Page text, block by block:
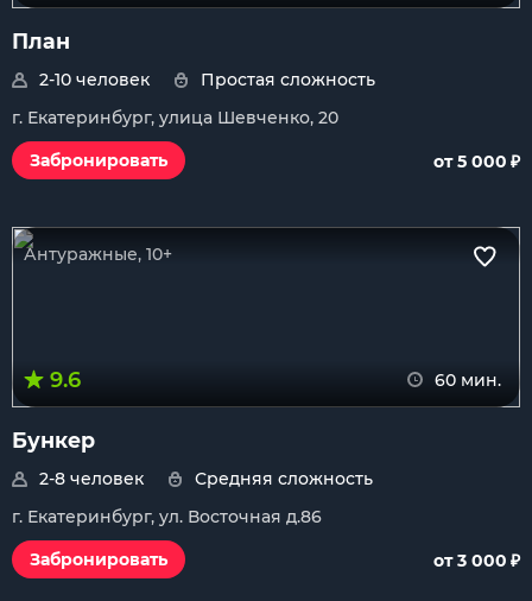
План
2-10 человек
Простая сложность
г. Екатеринбург, улица Шевченко, 20
Забронировать
от 5 000 ₽
Антуражные, 10+
9.6 60 мин.
Бункер
2-8 человек
Средняя сложность
г. Екатеринбург, ул. Восточная д.86
Забронировать
от 3 000 ₽